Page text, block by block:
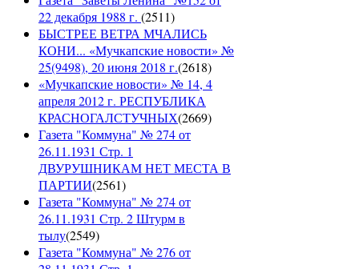
22 декабря 1988 г. (2511)
БЫСТРЕЕ ВЕТРА МЧАЛИСЬ
КОНИ... «Мучкапские новости» №
25(9498), 20 июня 2018 г.(2618)
«Мучкапские новости» № 14, 4
апреля 2012 г. РЕСПУБЛИКА
КРАСНОГАЛСТУЧНЫХ(2669)
Газета "Коммуна" № 274 от
26.11.1931 Стр. 1
ДВУРУШНИКАМ НЕТ МЕСТА В
ПАРТИИ(2561)
Газета "Коммуна" № 274 от
26.11.1931 Стр. 2 Штурм в
тылу(2549)
Газета "Коммуна" № 276 от